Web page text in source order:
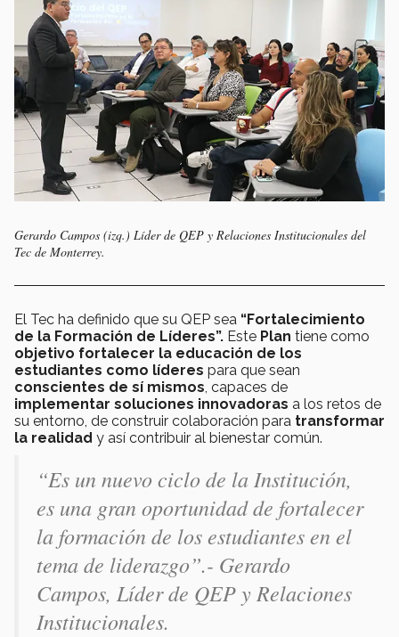
Gerardo Campos (izq.) Líder de QEP y Relaciones Institucionales del
Tec de Monterrey.
El Tec ha definido que su QEP sea “Fortalecimiento
de la Formación de Líderes”. Este Plan tiene como
objetivo fortalecer la educación de los
estudiantes como líderes para que sean
conscientes de sí mismos, capaces de
implementar soluciones innovadoras a los retos de
su entorno, de construir colaboración para transformar
la realidad y así contribuir al bienestar común.
“Es un nuevo ciclo de la Institución,
es una gran oportunidad de fortalecer
la formación de los estudiantes en el
tema de liderazgo”.- Gerardo
Campos, Líder de QEP y Relaciones
Institucionales.